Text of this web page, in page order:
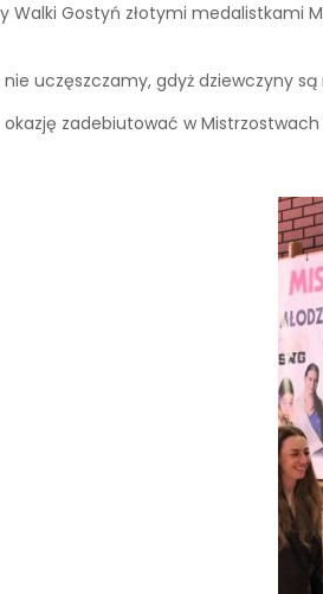
Walki Gostyń złotymi medalistkami
uczęszczamy, gdyż dziewczyny
zadebiutować w